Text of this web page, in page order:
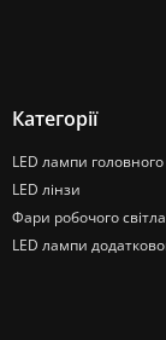
Категорії
LED лампи головного
LED лінзи
Фари робочого
LED лампи